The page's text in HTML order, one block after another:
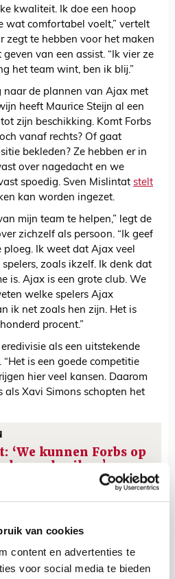
van cookies
content en advertenties te
voor social media te bieden
kwaliteit. Ik doe een hoop
wat comfortabel voelt,” vertelt
zegt te hebben voor het maken
van een assist. “Ik vier ze
het team wint, ben ik blij.”
naar de plannen van Ajax met
heeft Maurice Steijn al een
zijn beschikking. Komt Forbs
vanaf rechts? Of gaat
bekleden? Ze hebben er in
over nagedacht en we
spoedig. Sven Mislintat stelt
kan worden ingezet.
mijn team te helpen,” legt de
zichzelf als persoon. “Ik geef
Ik weet dat Ajax veel
zoals ikzelf. Ik denk dat
is. Ajax is een grote club. We
welke spelers Ajax
ik net zoals hen zijn. Het is
procent.”
als een uitstekende
“Het is een goede competitie
hier veel kansen. Daarom
als Xavi Simons schopten het
‘We kunnen Forbs op
gebruiken’
De Redactie